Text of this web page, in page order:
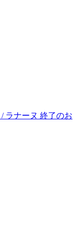
/ ラナーヌ 終了のお